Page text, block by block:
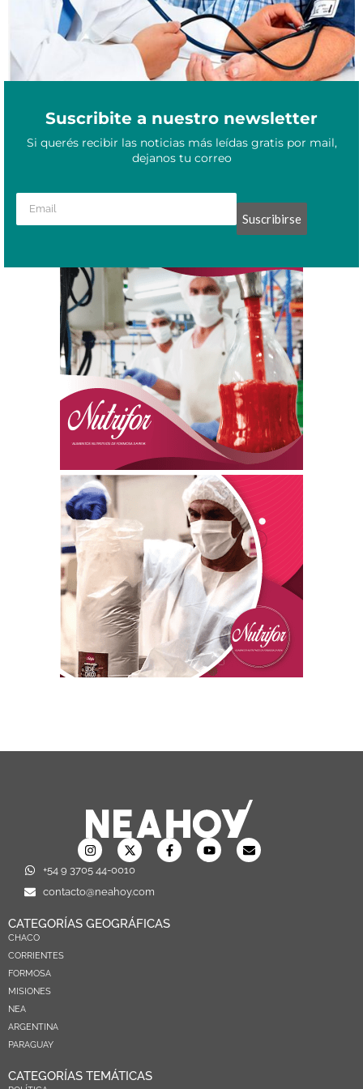
Suscribite a nuestro newsletter
Si querés recibir las noticias más leídas gratis por mail,
dejanos tu correo
Suscribirse
+54 9 3705 44-0010
contacto@neahoy.com
CATEGORÍAS GEOGRÁFICAS
CHACO
CORRIENTES
FORMOSA
MISIONES
NEA
ARGENTINA
PARAGUAY
CATEGORÍAS TEMÁTICAS